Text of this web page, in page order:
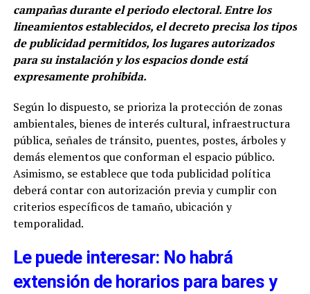
campañas durante el periodo electoral. Entre los
lineamientos establecidos, el decreto precisa los tipos
de publicidad permitidos, los lugares autorizados
para su instalación y los espacios donde está
expresamente prohibida.
Según lo dispuesto, se prioriza la protección de zonas
ambientales, bienes de interés cultural, infraestructura
pública, señales de tránsito, puentes, postes, árboles y
demás elementos que conforman el espacio público.
Asimismo, se establece que toda publicidad política
deberá contar con autorización previa y cumplir con
criterios específicos de tamaño, ubicación y
temporalidad.
Le puede interesar: No habrá
extensión de horarios para bares y